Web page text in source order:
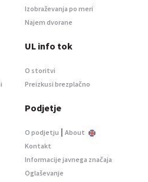
Izobraževanja po meri
Najem dvorane
UL info tok
O storitvi
Preizkusi brezplačno
Podjetje
O podjetju | About
Kontakt
Informacije javnega značaja
Oglaševanje